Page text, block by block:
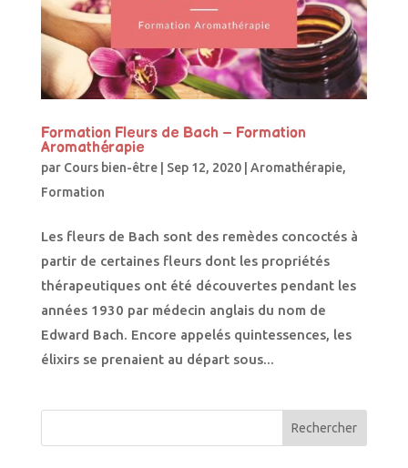
Formation Fleurs de Bach – Formation
Aromathérapie
par Cours bien-être| Sep 12, 2020| Aromathérapie,
Formation
Les fleurs de Bach sont des remèdes concoctés à
partir de certaines fleurs dont les propriétés
thérapeutiques ont été découvertes pendant les
années 1930 par médecin anglais du nom de
Edward Bach. Encore appelés quintessences, les
élixirs se prenaient au départ sous...